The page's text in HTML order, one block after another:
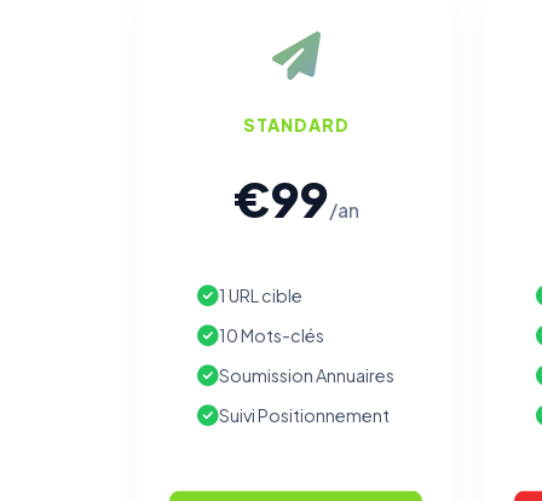
STANDARD
€99/an
1 URL cible
10 Mots-clés
Soumission Annuaires
Suivi Positionnement